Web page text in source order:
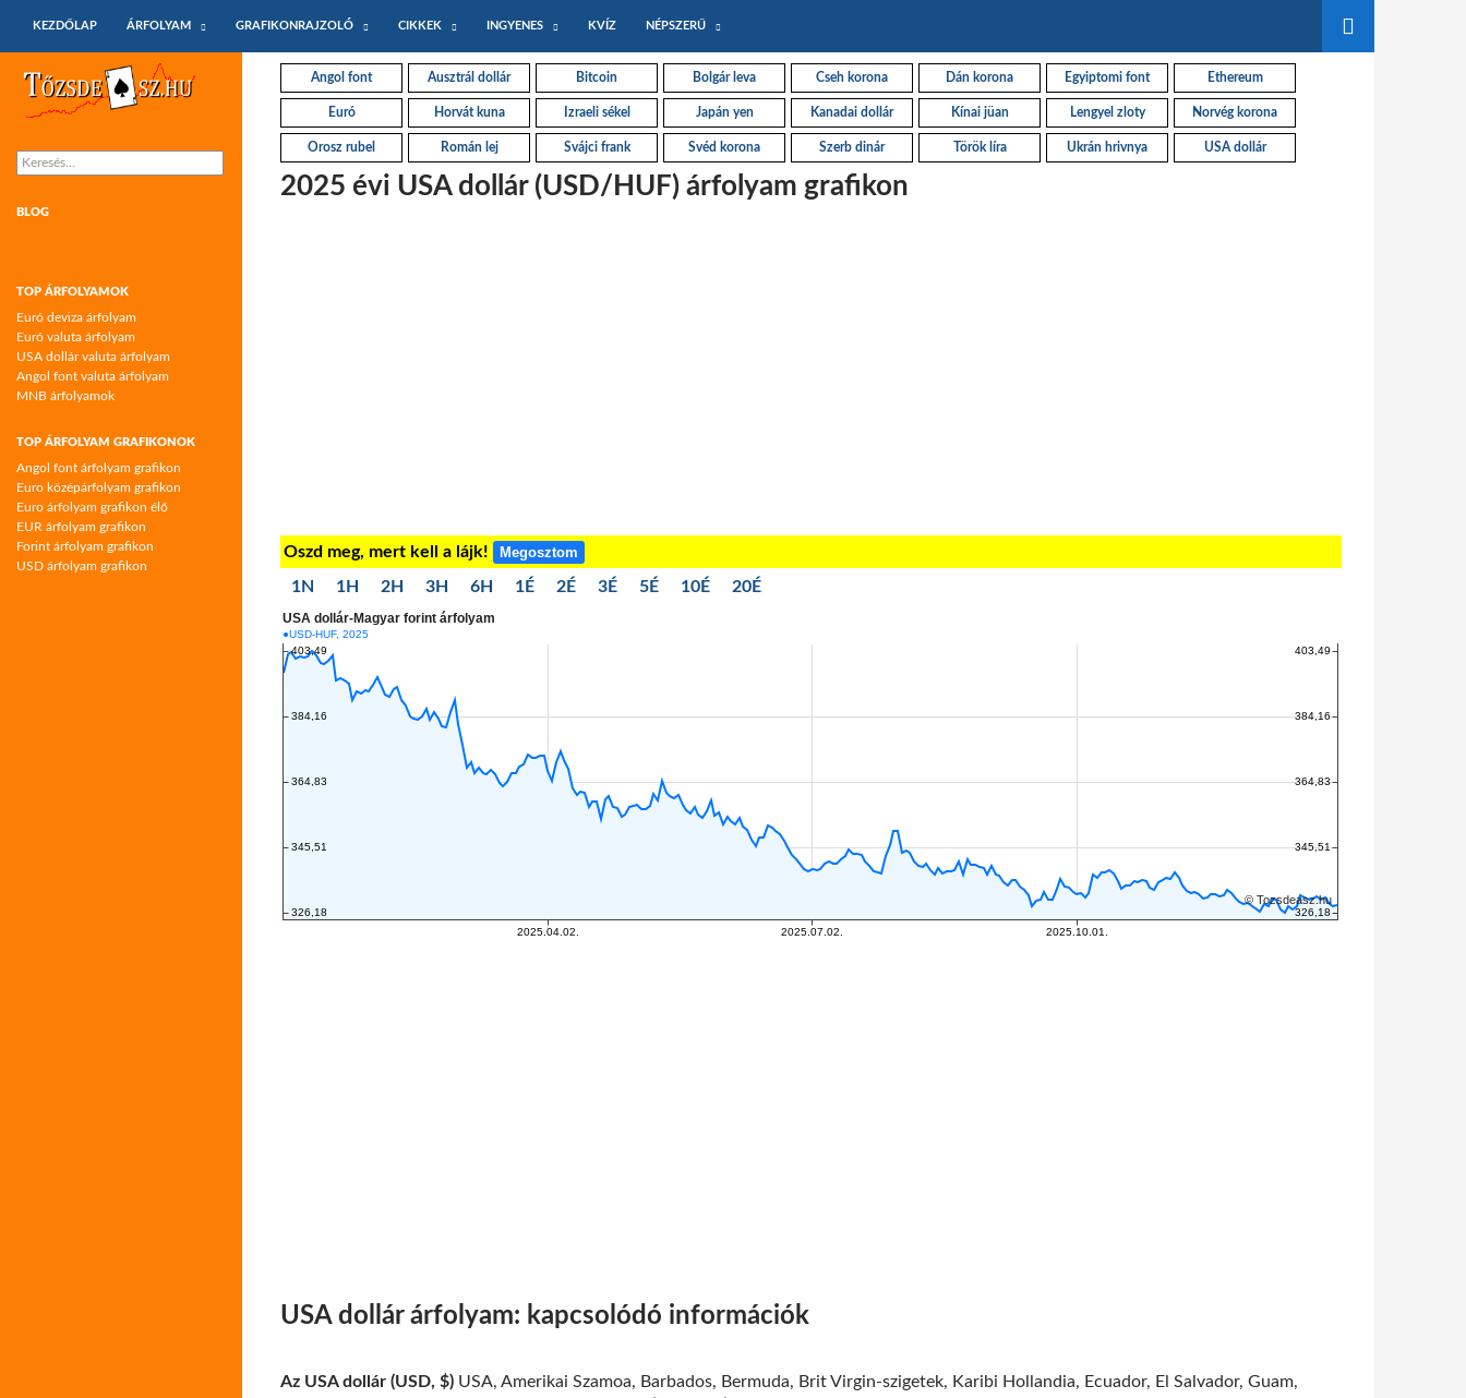
KEZDŐLAP
ÁRFOLYAM GRAFIKONRAJZOLÓ CIKKEK INGYENES KVÍZ NÉPSZERŰ
2025 évi USA dollár (USD/HUF) árfolyam grafikon
Oszd meg, mert kell a lájk! Megosztom
1N 1H 2H 3H 6H 1É 2É 3É 5É 10É 20É
USA dollár árfolyam: kapcsolódó információk
Az USA dollár (USD, $) USA, Amerikai Szamoa, Barbados, Bermuda, Brit Virgin-szigetek, Karibi Hollandia, Ecuador, El Salvador, Guam,
Angol font Ausztrál dollár Bitcoin Bolgár leva Cseh korona Dán korona Egyiptomi font Ethereum
Euró Horvát kuna Izraeli sékel Japán yen Kanadai dollár Kínai jüan Lengyel zloty Norvég korona
Orosz rubel Román lej Svájci frank Svéd korona Szerb dinár Török líra Ukrán hrivnya USA dollár
Tőzsdeász.hu – árfolyamok és árfolyam
grafikonok
Keresés:
BLOG
TOP ÁRFOLYAMOK
Euró deviza árfolyam
Euró valuta árfolyam
USA dollár valuta árfolyam
Angol font valuta árfolyam
MNB árfolyamok
TOP ÁRFOLYAM GRAFIKONOK
Angol font árfolyam grafikon
Euro középárfolyam grafikon
Euro árfolyam grafikon élő
EUR árfolyam grafikon
Forint árfolyam grafikon
USD árfolyam grafikon